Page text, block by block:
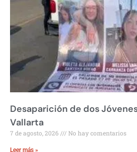
Desaparición de dos
Vallarta
7 de agosto, 2026 No hay comentarios
Leer más »